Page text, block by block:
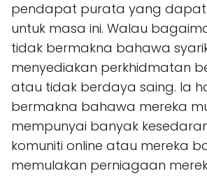
pendapat purata yang dapat
untuk masa ini. Walau
tidak bermakna bahawa
menyediakan perkhidmatan
atau tidak berdaya saing. Ia
bermakna bahawa mereka
mempunyai banyak
komuniti online atau mereka
memulakan perniagaan